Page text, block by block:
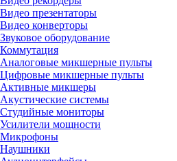
Видео презентаторы
Видео конверторы
Звуковое оборудование
Коммутация
Аналоговые микшерные пульты
Цифровые микшерные пульты
Активные микшеры
Акустические системы
Студийные мониторы
Усилители мощности
Микрофоны
Наушники